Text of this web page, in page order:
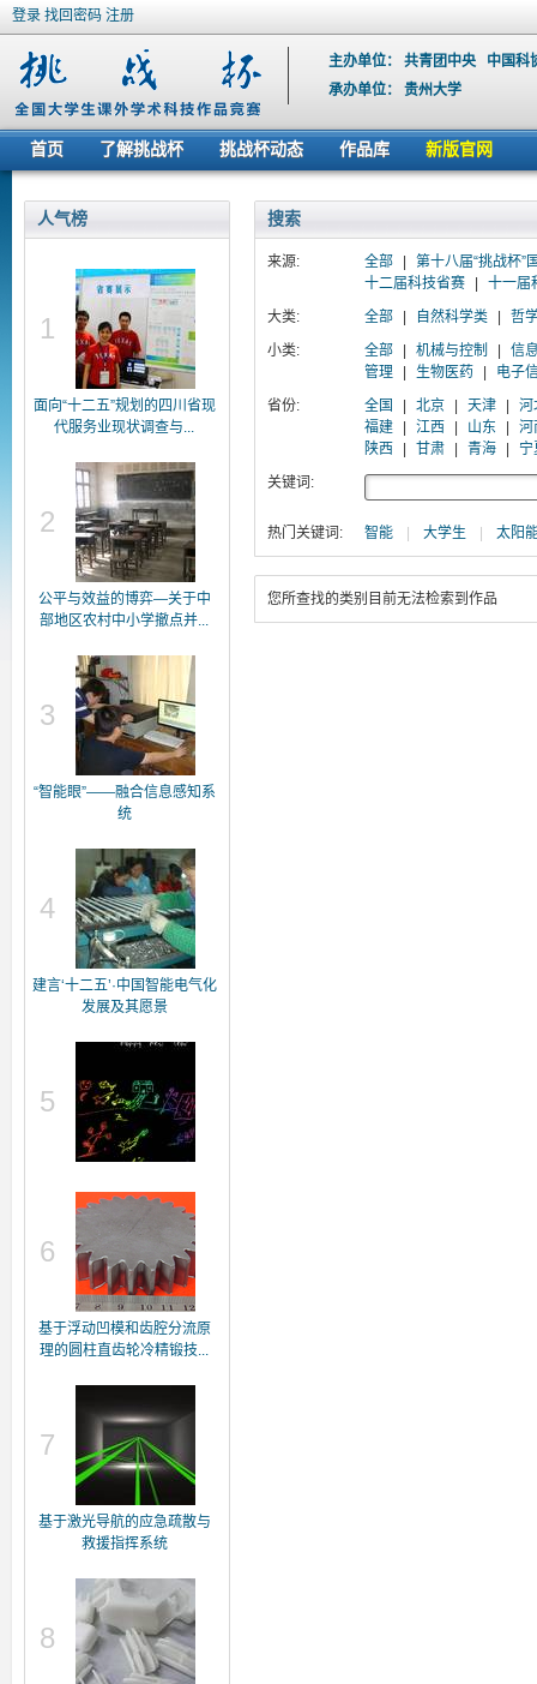
登录 找回密码 注册
主办单位：共青团中央
中国科
承办单位：贵州大学
首页 了解挑战杯 挑战杯动态 作品库 新版官网
人气榜
1
面向“十二五”规划的四川省现
代服务业现状调查与...
2
公平与效益的博弈—关于中
部地区农村中小学撤点并...
3
“智能眼”——融合信息感知系
统
4
建言‘十二五’·中国智能电气化
发展及其愿景
5
6
基于浮动凹模和齿腔分流原
理的圆柱直齿轮冷精锻技...
7
基于激光导航的应急疏散与
救援指挥系统
8
搜索
来源: 全部
第十八届“挑战杯”
十二届科技省赛
十一届
大类:
全部 自然科学类
哲
小类:
全部 机械与控制
信
管理
生物医药
电子
省份:
全国 北京 天津
河
福建
江西 山东
河
陕西
甘肃 青海
宁
关键词:
热门关键词: 智能 大学生 太阳
您所查找的类别目前无法检索到作品